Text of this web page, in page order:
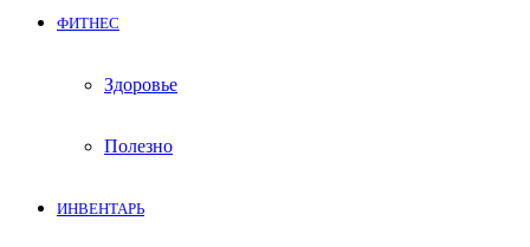
ФИТНЕС
Здоровье
Полезно
ИНВЕНТАРЬ